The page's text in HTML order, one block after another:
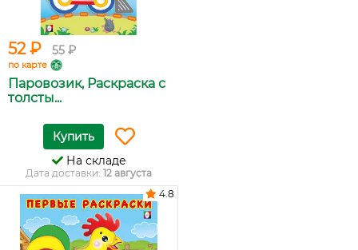
52 ₽ 55 ₽
по карте
Паровозик, Раскраска с
толсты...
Купить
На складе
Дата доставки: 12 августа
4.8